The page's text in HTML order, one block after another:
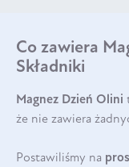
Co zawiera
Składniki
Magnez Dzień Olini
że nie zawiera
Postawiliśmy na